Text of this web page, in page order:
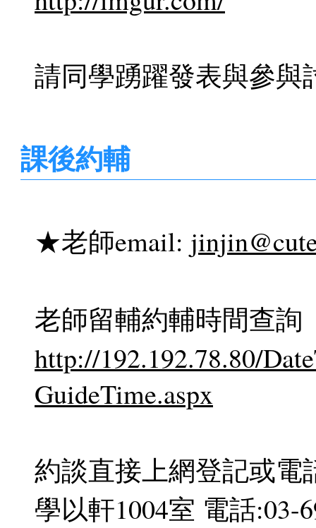
請同學踴躍發表與參與
課後約輔
★老師email:
老師留輔約輔時間查詢
http://192.192.78.80/
GuideTime.aspx
約談直接上網登記或電
學以軒1004室 電話:03-